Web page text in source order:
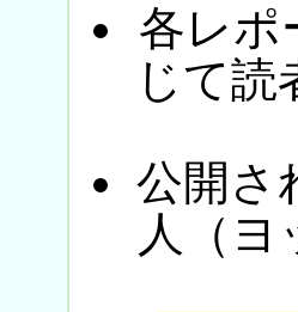
各レポ
じて読
公開さ
人（